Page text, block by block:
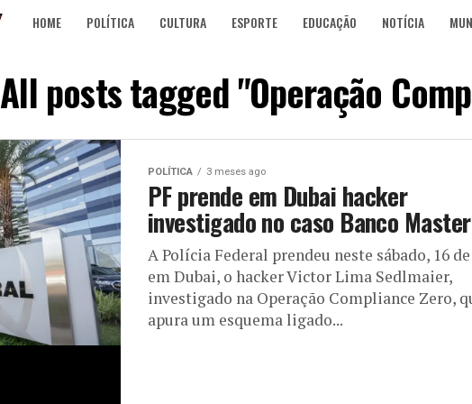
HOME POLÍTICA CULTURA ESPORTE EDUCAÇÃO NOTÍCIA
All posts tagged "Operação
POLÍTICA 3 meses ago
PF prende em Dubai hacker
investigado no caso Banco Master
A Polícia Federal prendeu neste sábado, 16
em Dubai, o hacker Victor Lima Sedlmaier,
investigado na Operação Compliance Zero,
apura um esquema ligado...